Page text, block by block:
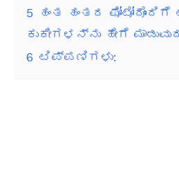
5
ಹಂತ ಹಂತದ
ಕುಕೀಗಳನ್ನು ಹೇಗೆ
6 ಟಿಪ್ಪಣಿಗಳು: